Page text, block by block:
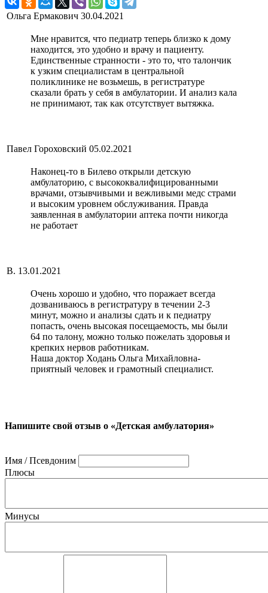
Ольга Ермакович 30.04.2021
Мне нравится, что педиатр теперь близко к дому
находится, это удобно и врачу и пациенту.
Единственные странности - это то, что талончик
к узким специалистам в центральной
поликлинике не возьмешь, в регистратуре
сказали брать у себя в амбулатории. И анализ кала
не принимают, так как отсутствует вытяжка.
Павел Гороховский 05.02.2021
Наконец-то в Билево открыли детскую
амбулаторию, с высококвалифицированными
врачами, отзывчивыми и вежливыми медс страми
и высоким уровнем обслуживания. Правда
заявленная в амбулатории аптека почти никогда
не работает
В. 13.01.2021
Очень хорошо и удобно, что поражает всегда
дозваниваюсь в регистратуру в течении 2-3
минут, можно и анализы сдать и к педиатру
попасть, очень высокая посещаемость, мы были
64 по талону, можно только пожелать здоровья и
крепких нервов работникам.
Наша доктор Ходань Ольга Михайловна-
приятный человек и грамотный специалист.
Напишите свой отзыв о «Детская амбулатория»
Имя / Псевдоним
Плюсы
Минусы